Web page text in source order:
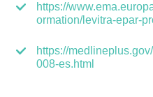
https://
ormation/levitra-epar-
https://
008-es.html